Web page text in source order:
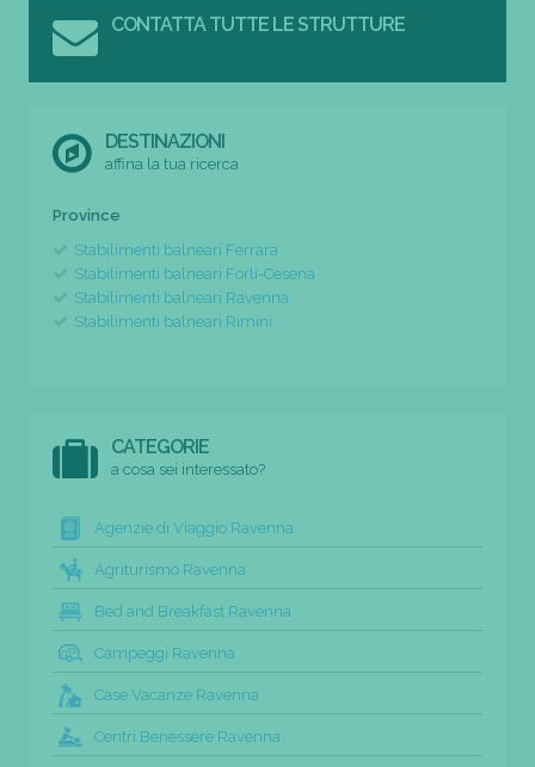
CONTATTA TUTTE LE STRUTTURE
DESTINAZIONI
affina la tua ricerca
Province
Stabilimenti balneari Ferrara
Stabilimenti balneari Forli-Cesena
Stabilimenti balneari Ravenna
Stabilimenti balneari Rimini
CATEGORIE
a cosa sei interessato?
Agenzie di Viaggio Ravenna
Agriturismo Ravenna
Bed and Breakfast Ravenna
Campeggi Ravenna
Case Vacanze Ravenna
Centri Benessere Ravenna